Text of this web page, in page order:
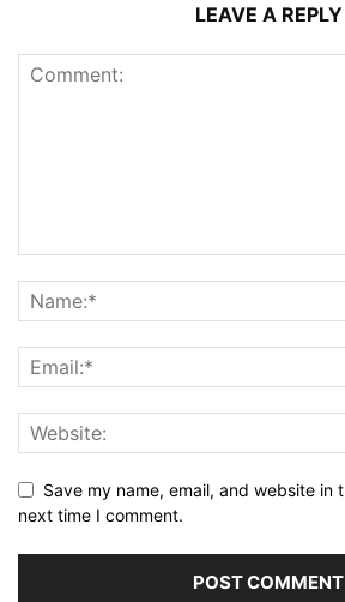
LEAVE A REPLY
Save my name, email, and website in
next time I comment.